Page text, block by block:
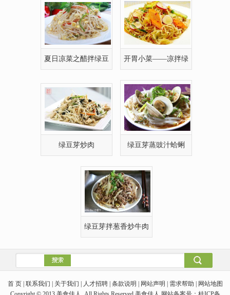
夏日凉菜之醋拌绿豆 开胃小菜——凉拌绿
绿豆芽炒肉 绿豆芽蒸豉汁蛤蜊
绿豆芽拌葱香炒牛肉
首 页 | 联系我们 | 关于我们 | 人才招聘 | 条款说明 | 网站声明 | 需求帮助 | 网站地图